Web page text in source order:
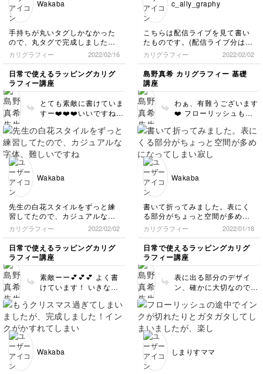
Wakaba
手持ちが丸いタグしかなかった
ので、丸タグで完成しました！
for youが少し左寄りになってし
まったので、次回書くときは印
を付けて書こうと思います。絵
が苦手ですが、こういう風に書
くとそれなりに可愛く見えて嬉
しいです。
カリグラフィー 2022/02/16
日常で使えるラッピングカリグ
ラフィー講座
とても素敵に書けていま
すー❤️❤️❤️いいですね！
は沢山ありますので、バ
リエーション増やしてい
きましょう♩ また動
c_ally_graphy
こちらは配信ライブを見て書い
たものです。(配信ライブ分はマ
イレポを投稿できないようだっ
たので、こちらに上げてみま
す) フローリッシュはまったく
書いたことがないので、アルフ
ァベットの基本の形から分から
ないのですが、今後ぜひやって
みたいものです。
カリグラフィー 2022/02/02
島野真希 カリグラフィー 基礎
講座
わぁ、有難うございます
❤️ フローリッシュも今
うか💕 基本の形からア
レンジしていくのでいい
と思うので、それを解説
Wakaba
先生の白花スタイルをずっと練
習してたので、カジュアルな字
体、難しいですね💦yやuが特に
うまく書けませんでした。書く
位置もそうですが、封筒のuの
フローリッシュもお手本より下
になってしまい、気になるとこ
ろ満載です💦もう少し練習して
から、またチャレンジしたいで
す。
カリグラフィー 2022/02/02
日常で使えるラッピングカリグ
ラフィー講座
素敵ーー💕💕💕 よく書
けています！ いきなり
いですよね💦傾斜の変化
にも慣れる必要がありま
す🥺✨ また次の
Wakaba
書いて折ってみました。表にく
る部分がちょっと空間が多めに
なってしまい寂しい感じです
が、気軽に書ける内容で楽しか
ったです！字をもっと練習し
て、またチャレンジしたいで
す。
カリグラフィー 2022/01/18
日常で使えるラッピングカリグ
ラフィー講座
表に出る部分のデザイ
ン、確かに大切なので、
いいですし、また再チャ
レンジしてみてください
❤️ 手軽で楽しんでもら
Wakaba
しまりすママ